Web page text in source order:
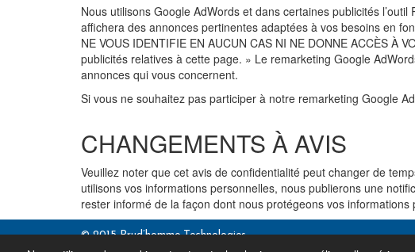
Nous utilisons Google AdWords et dans certaines publicités
affichera des annonces pertinentes adaptées à vos besoins en
NE VOUS IDENTIFIE EN AUCUN CAS NI NE DONNE ACCÈS À
publicités relatives à cette page. » Le remarketing Google
annonces qui vous concernent.
Si vous ne souhaitez pas participer à notre remarketing Google
CHANGEMENTS À AVIS
Veuillez noter que cet avis de confidentialité peut changer de
utilisons vos informations personnelles, nous publierons une
rester informé de la façon dont nous protégeons vos informations
© 2015 Prud’homme Technologies